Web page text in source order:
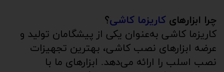
چرا ابزارهای کاریزما کاشی؟
کاریزما کاشی به‌عنوان یکی از پیشگامان تولید و
عرضه ابزارهای نصب کاشی، بهترین تجهیزات
نصب اسلب را ارائه می‌دهد. ابزارهای ما با